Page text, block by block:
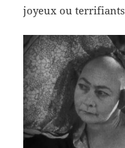
joyeux ou terrifiants